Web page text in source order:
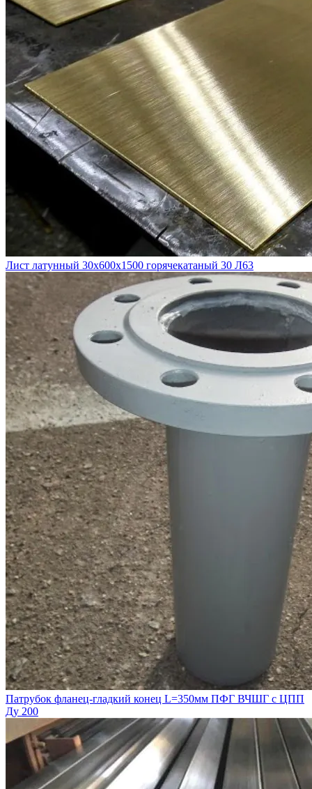
Лист латунный 30х600х1500 горячекатаный 30 Л63
Патрубок фланец-гладкий конец L=350мм ПФГ ВЧШГ с ЦПП
Ду 200